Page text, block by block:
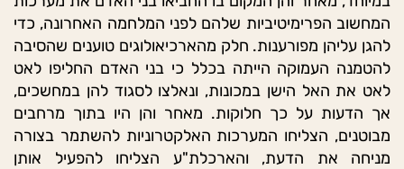
המחשוב הפרימיטיביות שלהם לפני המלחמה האחרונה, כדי
להגן עליהן מפורענות. חלק מהארכיאולוגים טוענים שהסיבה
להטמנה העמוקה הייתה בכלל כי בני האדם החליפו לאט
לאט את האל הישן במכונות, ונאלצו לסגוד להן במחשכים,
אך הדעות על כך חלוקות. מאחר והן היו בתוך מרחבים
מבוטנים, הצליחו המערכות האלקטרוניות להשתמר בצורה
מניחה את הדעת, והארכלת"ע הצליחו להפעיל אותן